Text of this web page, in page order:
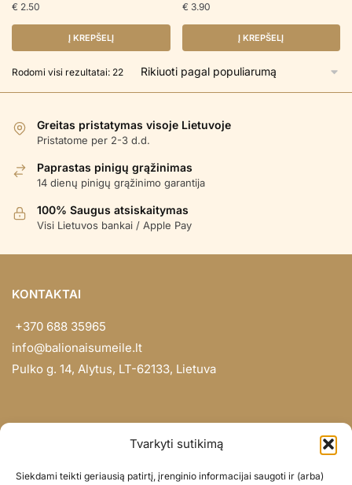
Tvarkyti sutikimą
Siekdami teikti geriausią patirtį, įrenginio informacijai saugoti ir (arba)
€ 2.50
Į KREPŠELĮ
€ 3.90
Į KREPŠELĮ
Rodomi visi rezultatai: 22Rūšiuojama
Greitas pristatymas visoje Lietuvoje
Pristatome per 2-3 d.d.
Paprastas pinigų grąžinimas
14 dienų pinigų grąžinimo garantija
100% Saugus atsiskaitymas
Visi Lietuvos bankai / Apple Pay
KONTAKTAI
+370 688 35965
info@balionaisumeile.lt
Pulko g. 14, Alytus, LT-62133, Lietuva